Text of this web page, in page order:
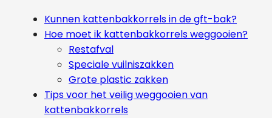
Kunnen kattenbakkorrels in de gft-bak?
Hoe moet ik kattenbakkorrels weggooien?
Restafval
Speciale vuilniszakken
Grote plastic zakken
Tips voor het veilig weggooien van
kattenbakkorrels